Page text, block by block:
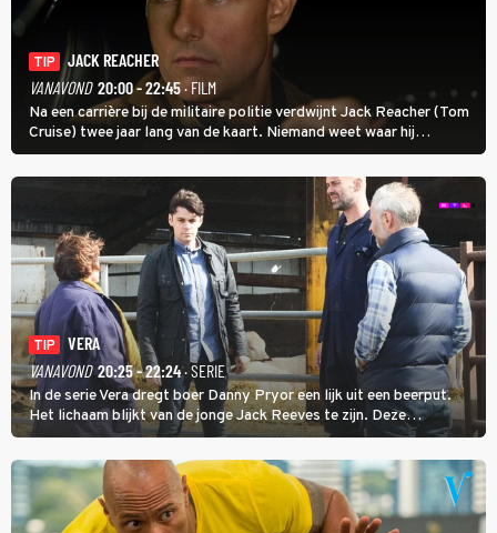
TIP
JACK REACHER
VANAVOND 20:00 - 22:45· FILM
Na een carrière bij de militaire politie verdwijnt Jack Reacher (Tom
Cruise) twee jaar lang van de kaart. Niemand weet waar hij
uithangt, totdat moordverdachte James Barr naar hem vraagt.
TIP
VERA
VANAVOND 20:25 - 22:24· SERIE
In de serie Vera dregt boer Danny Pryor een lijk uit een beerput.
Het lichaam blijkt van de jonge Jack Reeves te zijn. Deze
homoseksuele woonwagenbewoner had gebroken met zijn familie
en verliet het kamp met slaande ruzie.